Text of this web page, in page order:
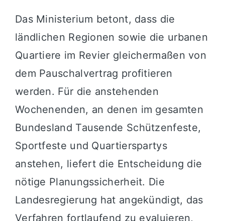
Das Ministerium betont, dass die
ländlichen Regionen sowie die urbanen
Quartiere im Revier gleichermaßen von
dem Pauschalvertrag profitieren
werden. Für die anstehenden
Wochenenden, an denen im gesamten
Bundesland Tausende Schützenfeste,
Sportfeste und Quartierspartys
anstehen, liefert die Entscheidung die
nötige Planungssicherheit. Die
Landesregierung hat angekündigt, das
Verfahren fortlaufend zu evaluieren,